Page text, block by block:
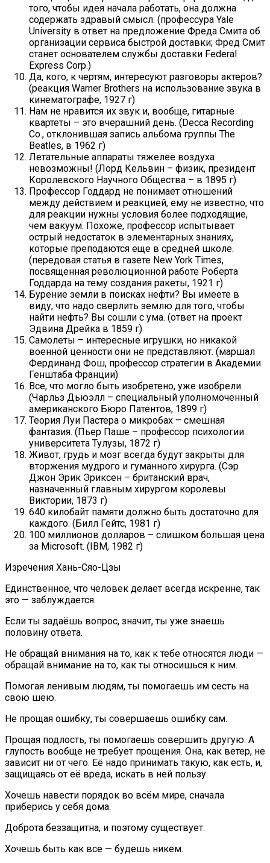
того, чтобы идея начала работать, она должна
содержать здравый смысл. (профессура Yale
University в ответ на предложение Фреда Смита об
организации сервиса быстрой доставки; Фред Смит
станет основателем службы доставки Federal
Express Corp.)
Да, кого, к чертям, интересуют разговоры актеров?
(реакция Warner Brothers на использование звука в
кинематографе, 1927 г)
Нам не нравится их звук и, вообще, гитарные
квартеты – это вчерашний день. (Decca Recording
Co., отклонившая запись альбома группы The
Beatles, в 1962 г)
Летательные аппараты тяжелее воздуха
невозможны! (Лорд Кельвин – физик, президент
Королевского Научного Общества – в 1895 г)
Профессор Годдард не понимает отношений
между действием и реакцией, ему не известно, что
для реакции нужны условия более подходящие,
чем вакуум. Похоже, профессор испытывает
острый недостаток в элементарных знаниях,
которые преподаются еще в средней школе.
(передовая статья в газете New York Times,
посвященная революционной работе Роберта
Годдарда на тему создания ракеты, 1921 г)
Бурение земли в поисках нефти? Вы имеете в
виду, что надо сверлить землю для того, чтобы
найти нефть? Вы сошли с ума. (ответ на проект
Эдвина Дрейка в 1859 г)
Самолеты – интересные игрушки, но никакой
военной ценности они не представляют. (маршал
Фердинанд Фош, профессор стратегии в Академии
Генштаба Франции)
Все, что могло быть изобретено, уже изобрели.
(Чарльз Дьюэлл – специальный уполномоченный
американского Бюро Патентов, 1899 г)
Теория Луи Пастера о микробах – смешная
фантазия. (Пьер Паше – профессор психологии
университета Тулузы, 1872 г)
Живот, грудь и мозг всегда будут закрыты для
вторжения мудрого и гуманного хирурга. (Сэр
Джон Эрик Эриксен – британский врач,
назначенный главным хирургом королевы
Виктории, 1873 г)
640 килобайт памяти должно быть достаточно для
каждого. (Билл Гейтс, 1981 г)
100 миллионов долларов – слишком большая цена
за Microsoft. (IBM, 1982 г)
Изречения Хань-Сяо-Цзы
Единственное, что человек делает всегда искренне, так
это — заблуждается.
Если ты задаёшь вопрос, значит, ты уже знаешь
половину ответа.
Не обращай внимания на то, как к тебе относятся люди —
обращай внимание на то, как ты относишься к ним.
Помогая ленивым людям, ты помогаешь им сесть на
свою шею.
Не прощая ошибку, ты совершаешь ошибку сам.
Прощая подлость, ты помогаешь совершить другую. А
глупость вообще не требует прощения. Она, как ветер, не
зависит ни от чего. Её надо принимать такую, как есть, и,
защищаясь от её вреда, искать в ней пользу.
Хочешь навести порядок во всём мире, сначала
приберись у себя дома.
Доброта беззащитна, и поэтому существует.
Хочешь быть как все — будешь никем.